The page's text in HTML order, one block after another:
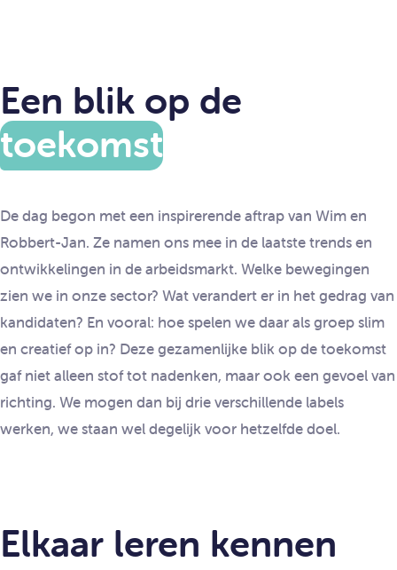
Een blik op de
toekomst
De dag begon met een inspirerende aftrap van Wim en
Robbert-Jan. Ze namen ons mee in de laatste trends en
ontwikkelingen in de arbeidsmarkt. Welke bewegingen
zien we in onze sector? Wat verandert er in het gedrag van
kandidaten? En vooral: hoe spelen we daar als groep slim
en creatief op in? Deze gezamenlijke blik op de toekomst
gaf niet alleen stof tot nadenken, maar ook een gevoel van
richting. We mogen dan bij drie verschillende labels
werken, we staan wel degelijk voor hetzelfde doel.
Elkaar leren kennen